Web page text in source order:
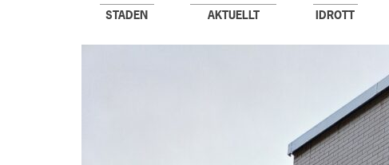
STADEN
AKTUELLT
IDROTT